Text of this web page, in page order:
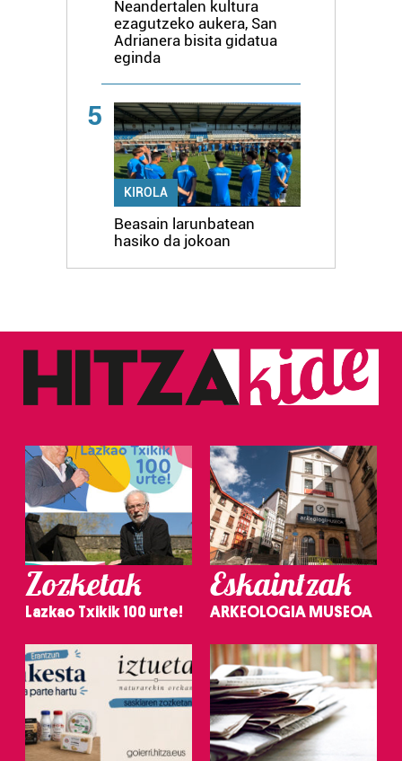
Neandertalen kultura
ezagutzeko aukera, San
Adrianera bisita gidatua
eginda
5
KIROLA
Beasain larunbatean
hasiko da jokoan
Zozketak
Lazkao Txikik 100 urte!
Eskaintzak
ARKEOLOGIA MUSEOA